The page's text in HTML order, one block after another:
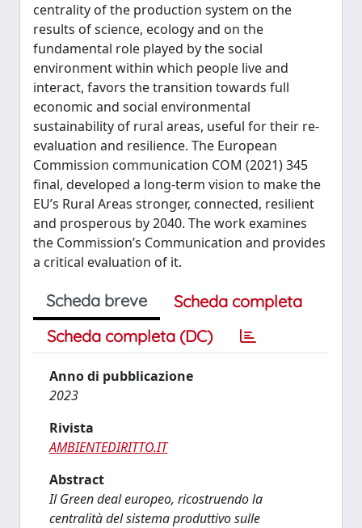
centrality of the production system on the
results of science, ecology and on the
fundamental role played by the social
environment within which people live and
interact, favors the transition towards full
economic and social environmental
sustainability of rural areas, useful for their re-
evaluation and resilience. The European
Commission communication COM (2021) 345
final, developed a long-term vision to make the
EU’s Rural Areas stronger, connected, resilient
and prosperous by 2040. The work examines
the Commission’s Communication and provides
a critical evaluation of it.
Scheda breve
Scheda completa
Scheda completa (DC)
Anno di pubblicazione
2023
Rivista
AMBIENTEDIRITTO.IT
Abstract
Il Green deal europeo, ricostruendo la
centralità del sistema produttivo sulle